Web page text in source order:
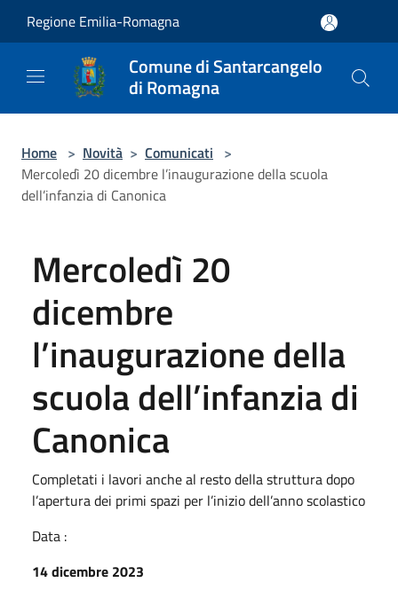
Regione Emilia-Romagna
Comune di Santarcangelo
di Romagna
Home > Novità > Comunicati >
Mercoledì 20 dicembre l’inaugurazione della scuola
dell’infanzia di Canonica
Mercoledì 20
dicembre
l’inaugurazione della
scuola dell’infanzia di
Canonica
Completati i lavori anche al resto della struttura dopo
l’apertura dei primi spazi per l’inizio dell’anno scolastico
Data :
14 dicembre 2023